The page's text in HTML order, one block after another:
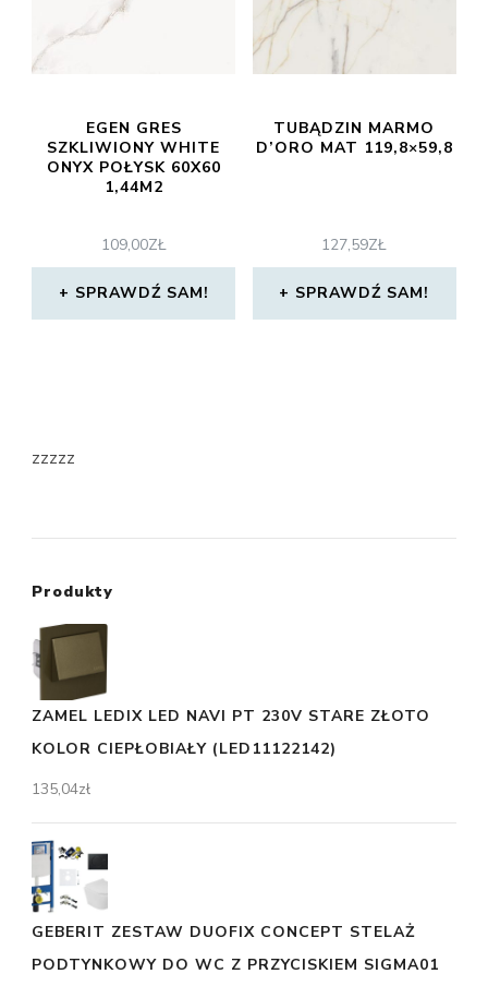
EGEN GRES
SZKLIWIONY WHITE
ONYX POŁYSK 60X60
1,44M2
109,00ZŁ
SPRAWDŹ SAM!
TUBĄDZIN MARMO
D’ORO MAT 119,8×59,8
127,59ZŁ
SPRAWDŹ SAM!
zzzzz
Produkty
ZAMEL LEDIX LED NAVI PT 230V STARE ZŁOTO
KOLOR CIEPŁOBIAŁY (LED11122142)
135,04zł
GEBERIT ZESTAW DUOFIX CONCEPT STELAŻ
PODTYNKOWY DO WC Z PRZYCISKIEM SIGMA01